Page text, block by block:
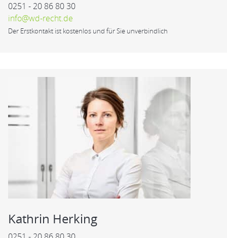
0251 - 20 86 80 30
info@wd-recht.de
Der Erstkontakt ist kostenlos und für Sie unverbindlich
Kathrin Herking